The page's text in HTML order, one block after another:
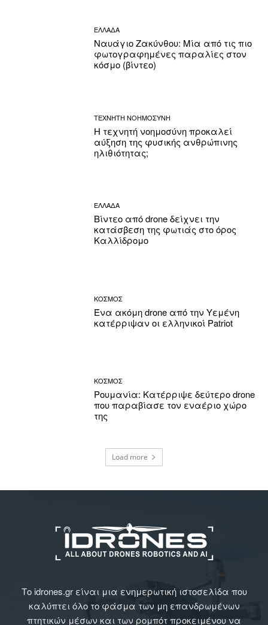
ΕΛΛΑΔΑ
Ναυάγιο Ζακύνθου: Μία από τις πιο
φωτογραφημένες παραλίες στον
κόσμο (βίντεο)
ΤΕΧΝΗΤΗ ΝΟΗΜΟΣΥΝΗ
Η τεχνητή νοημοσύνη προκαλεί
αύξηση της φυσικής ανθρώπινης
ηλιθιότητας;
ΕΛΛΑΔΑ
Βίντεο από drone δείχνει την
κατάσβεση της φωτιάς στο όρος
Καλλίδρομο
ΚΟΣΜΟΣ
Ένα ακόμη drone από την Υεμένη
κατέρριψαν οι ελληνικοί Patriot
ΚΟΣΜΟΣ
Ρουμανία: Κατέρριψε δεύτερο drone
που παραβίασε τον εναέριο χώρο
της
Load more
Το idrones.gr είναι μια ενημερωτική ιστοσελίδα που
καλύπτει όλο το φάσμα των μη επανδρωμένων
πτητικών μέσων και των ρομπότ προκειμένου να